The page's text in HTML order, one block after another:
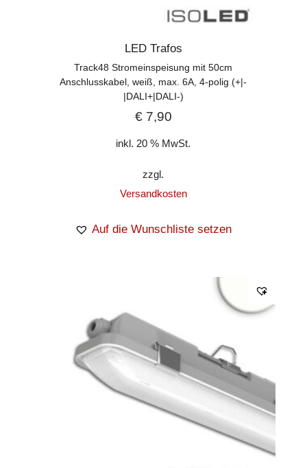
LED Trafos
Track48 Stromeinspeisung mit 50cm
Anschlusskabel, weiß, max. 6A, 4-polig (+|-
|DALI+|DALI-)
€7,90
inkl. 20 % MwSt.
zzgl.
Versandkosten
Auf die Wunschliste setzen